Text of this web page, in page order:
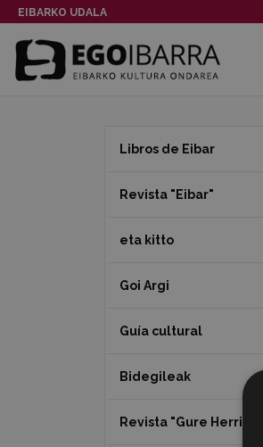
EIBARKO UDALA
Libros de Eibar
Revista "Eibar"
eta kitto
Goi Argi
Guía cultural
Bidegileak
Revista "Gure Herria"